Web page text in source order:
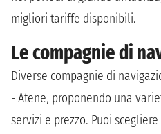
migliori tariffe disponibili.
Le compagnie di
Diverse compagnie di
- Atene, proponendo una
servizi e prezzo. Puoi